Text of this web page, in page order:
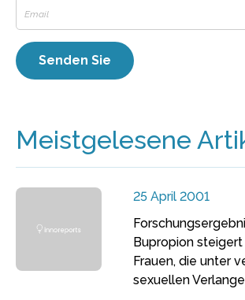
Meistgelesene
25 April 2001
Bupropion
Frauen, die unter
sexuellen